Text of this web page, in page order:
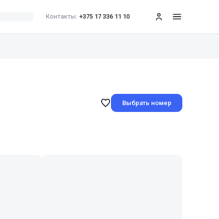
Контакты: +375 17 336 11 10 меню
Выбрать номер